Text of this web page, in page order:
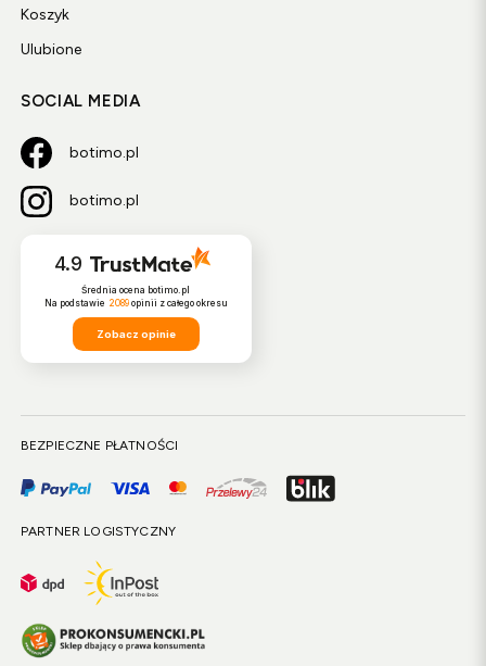
Koszyk
Ulubione
SOCIAL MEDIA
botimo.pl
botimo.pl
4.9
Średnia ocena botimo.pl
Na podstawie 2089opinii z całego okresu
Zobacz opinie
BEZPIECZNE PŁATNOŚCI
PARTNER LOGISTYCZNY